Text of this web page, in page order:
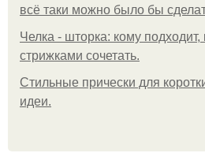
всё таки можно было бы
Челка - шторка: кому подходит,
стрижками сочетать.
Стильные прически для
идеи.